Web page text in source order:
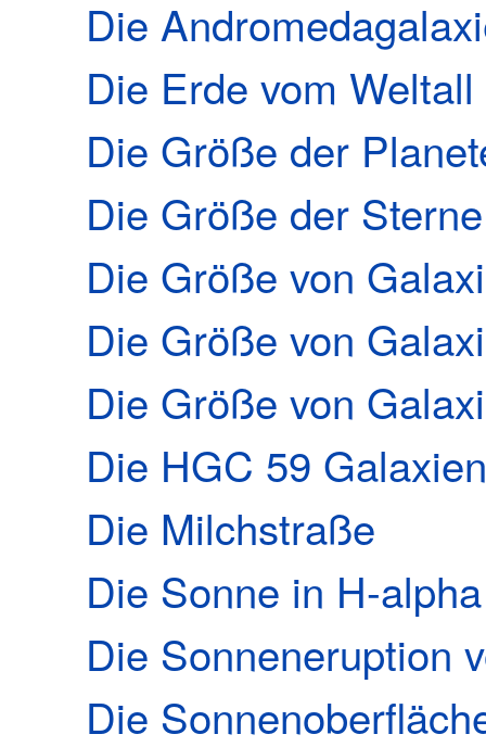
Die
Die Erde vom
Die Größe der
Die Größe der Sterne
Die Größe von
Die Größe von
Die Größe von
Die HGC 59
Die Milchstraße
Die Sonne in H-alpha
Die Sonneneruption
Die